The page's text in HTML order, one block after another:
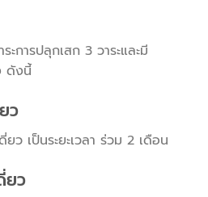
การปลุกเสก 3 วาระและมี
ดังนี้
ว
ว เป็นระยะเวลา ร่วม 2 เดือน
ยว